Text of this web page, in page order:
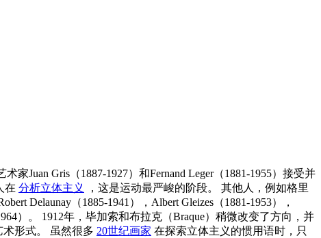
家Juan Gris（1887-1927）和Fernand Leger（1881-1955）接受并
在 分析立体主义
，这是运动最严峻的阶段。 其他人，例如格里
Delaunay（1885-1941），Albert Gleizes（1881-1953），
）。 1912年，毕加索和布拉克（Braque）稍微改变了方向，并
形式。 虽然很多 20世纪画家 在探索立体主义的惯用语时，只